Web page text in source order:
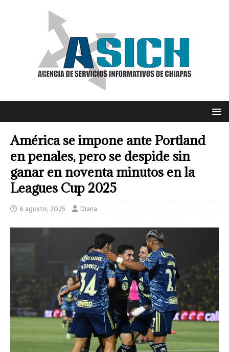
América se impone ante Portland
en penales, pero se despide sin
ganar en noventa minutos en la
Leagues Cup 2025
6 agosto, 2025 Diana